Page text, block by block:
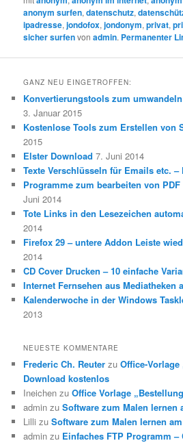
anonym surfen,datenschutz,
ipadresse,jondofox,jondonym,privat,
sicher surfenvonadmin. Permanenter
GANZ NEU EINGETROFFEN:
Konvertierungstools zum
3. Januar 2015
Kostenlose Tools zum Erstellen von
2015
Elster Download 7. Juni 2014
Texte Verschlüsseln für Emails etc. –
Programme zum bearbeiten von
Juni 2014
Tote Links in den Lesezeichen
2014
Firefox 29 – untere Addon Leiste
2014
CD Cover Drucken – 10 einfache
Internet Fernsehen aus Mediatheken
Kalenderwoche in der Windows
2013
NEUESTE KOMMENTARE
Frederic Ch. Reuter zuOffice-
Download kostenlos
Ineichen zuOffice Vorlage
admin zuSoftware zum Malen lernen
Lilli zuSoftware zum Malen lernen
admin zu Einfaches FTP Programm